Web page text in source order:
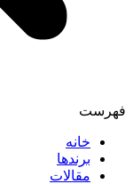
فهرست
خانه
برندها
مقالات